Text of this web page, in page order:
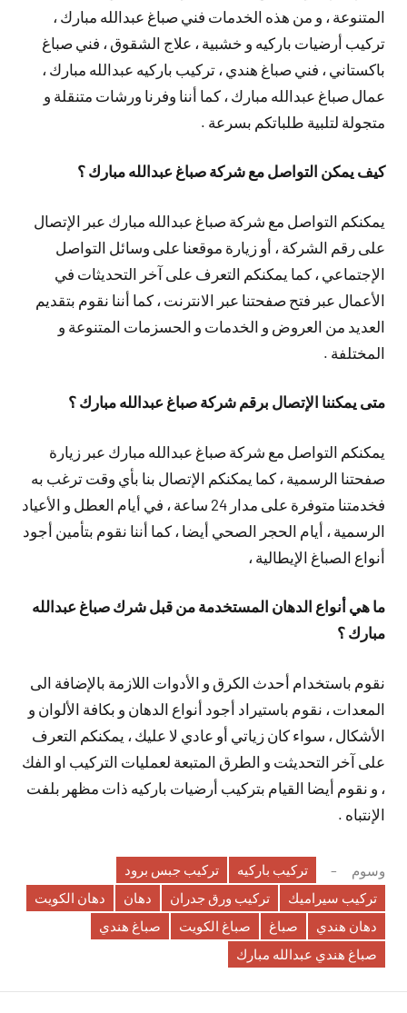
المتنوعة ، و من هذه الخدمات فني صباغ عبدالله مبارك ،
تركيب أرضيات باركيه و خشبية ، علاج الشقوق ، فني صباغ
باكستاني ، فني صباغ هندي ، تركيب باركيه عبدالله مبارك ،
عمال صباغ عبدالله مبارك ، كما أننا وفرنا ورشات متنقلة و
متجولة لتلبية طلباتكم بسرعة .
كيف يمكن التواصل مع شركة صباغ عبدالله مبارك ؟
يمكنكم التواصل مع شركة صباغ عبدالله مبارك عبر الإتصال
على رقم الشركة ، أو زيارة موقعنا على وسائل التواصل
الإجتماعي ، كما يمكنكم التعرف على آخر التحديثات في
الأعمال عبر فتح صفحتنا عبر الانترنت ، كما أننا نقوم بتقديم
العديد من العروض و الخدمات و الحسزمات المتنوعة و
المختلفة .
متى يمكننا الإتصال برقم شركة صباغ عبدالله مبارك ؟
يمكنكم التواصل مع شركة صباغ عبدالله مبارك عبر زيارة
صفحتنا الرسمية ، كما يمكنكم الإتصال بنا بأي وقت ترغب به
فخدمتنا متوفرة على مدار 24 ساعة ، في أيام العطل و الأعياد
الرسمية ، أيام الحجر الصحي أيضا ، كما أننا نقوم بتأمين أجود
أنواع الصباغ الإيطالية ،
ما هي أنواع الدهان المستخدمة من قبل شرك صباغ عبدالله
مبارك ؟
نقوم باستخدام أحدث الكرق و الأدوات اللازمة بالإضافة الى
المعدات ، نقوم باستيراد أجود أنواع الدهان و بكافة الألوان و
الأشكال ، سواء كان زياتي أو عادي لا عليك ، يمكنكم التعرف
على آخر التحديثت و الطرق المتبعة لعمليات التركيب او الفك
، و نقوم أيضا القيام بتركيب أرضيات باركيه ذات مظهر بلفت
الإنتباه .
وسوم تركيب باركيه
تركيب جبس برود
تركيب سيراميك
تركيب ورق جدران دهان
دهان الكويت
دهان هندي
صباغ صباغ الكويت
صباغ هندي
صباغ هندي عبدالله مبارك